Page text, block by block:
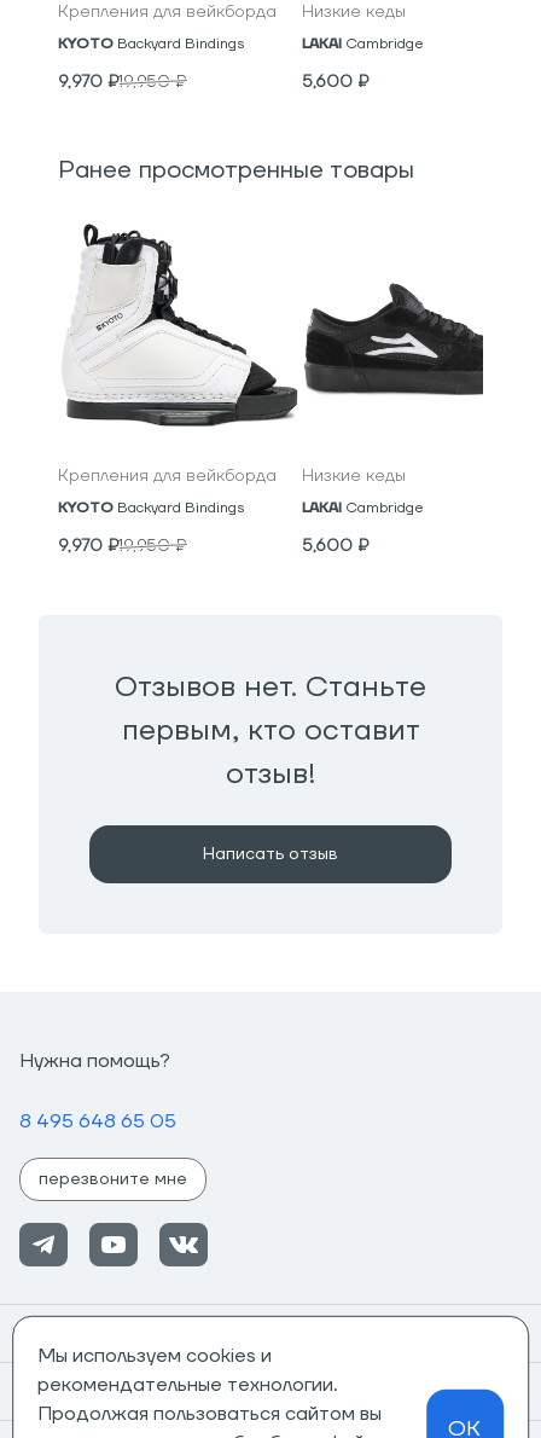
Крепления для вейкборда
KYOTO Backyard Bindings
9,970 ₽19,950₽
Низкие кеды
LAKAI Cambridge
5,600 ₽
Ранее просмотренные товары
Крепления для вейкборда
KYOTO Backyard Bindings
9,970 ₽19,950₽
Низкие кеды
LAKAI Cambridge
5,600 ₽
Отзывов нет. Станьте
первым, кто оставит
отзыв!
Написать отзыв
Нужна помощь?
8 495 648 65 05
перезвоните мне
Информация
Мы используем cookies и
рекомендательные технологии.
Продолжая пользоваться сайтом вы
OK